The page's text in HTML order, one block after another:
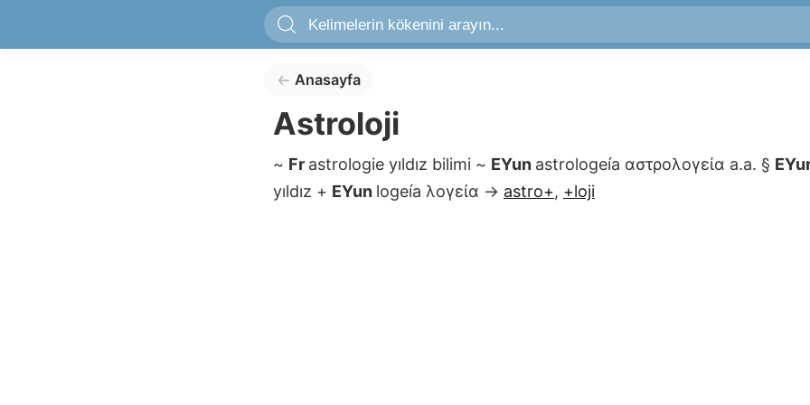
Anasayfa
Astroloji
~ Fr astrologie yıldız bilimi ~ EYun astrologeía αστρολογεία a.a. §
yıldız + EYun logeía λογεία → astro+, +loji